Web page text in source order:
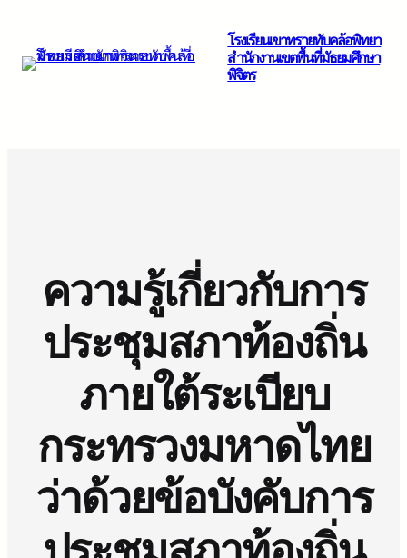
โรงเรียนเขาทรายทับคล้อพิทยา
สำนักงานเขตพื้นที่มัธยมศึกษา
พิจิตร
ความรู้เกี่ยวกับการ
ประชุมสภาท้องถิ่น
ภายใต้ระเบียบ
กระทรวงมหาดไทย
ว่าด้วยข้อบังคับการ